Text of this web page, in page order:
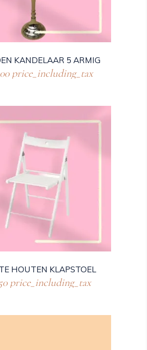
KANDELAAR 5 ARMIG
price_including_tax
HOUTEN KLAPSTOEL
price_including_tax